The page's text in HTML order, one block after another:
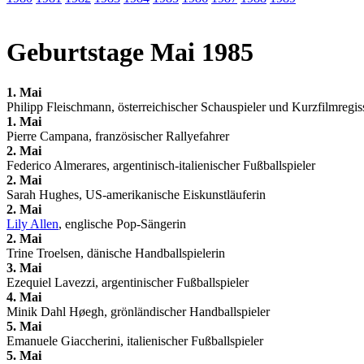
Geburtstage Mai 1985
1. Mai
Philipp Fleischmann, österreichischer Schauspieler und
1. Mai
Pierre Campana, französischer Rallyefahrer
2. Mai
Federico Almerares, argentinisch-italienischer Fußballspieler
2. Mai
Sarah Hughes, US-amerikanische Eiskunstläuferin
2. Mai
Lily Allen, englische Pop-Sängerin
2. Mai
Trine Troelsen, dänische Handballspielerin
3. Mai
Ezequiel Lavezzi, argentinischer Fußballspieler
4. Mai
Minik Dahl Høegh, grönländischer Handballspieler
5. Mai
Emanuele Giaccherini, italienischer Fußballspieler
5. Mai